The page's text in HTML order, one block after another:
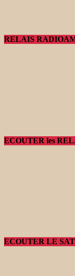
RELAIS
ECOUTER les
ECOUTER LE